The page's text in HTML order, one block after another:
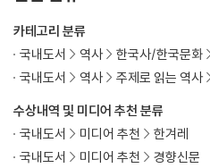
부록: 이이화 선생의 생애
수상내역 및 미디어 추천 분류
국내도서
미디어 추천
한겨레
국내도서
미디어 추천 경향신문
카테고리 분류
국내도서
역사 한국사/한국문화
국내도서
역사 주제로 읽는 역사